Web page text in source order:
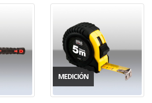
MEDICIÓN